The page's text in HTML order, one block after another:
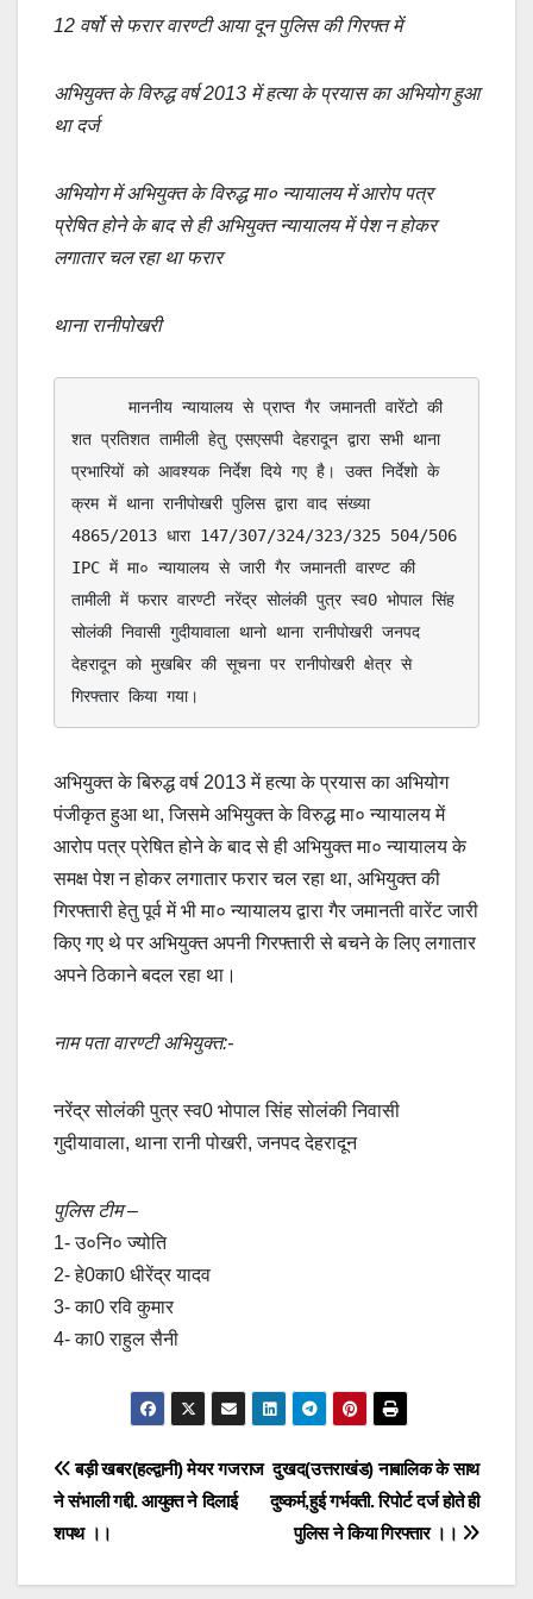
c
b
o
o
k
ail at
A
p
p
Li
k
ar
12 वर्षो से फरार वारण्टी आया दून पुलिस की गिरफ्त में
अभियुक्त के विरुद्ध वर्ष 2013 में हत्या के प्रयास का अभियोग हुआ
था दर्ज
अभियोग में अभियुक्त के विरुद्ध मा० न्यायालय में आरोप पत्र
प्रेषित होने के बाद से ही अभियुक्त न्यायालय में पेश न होकर
लगातार चल रहा था फरार
थाना रानीपोखरी
शत प्रतिशत तामीली हेतु एसएसपी देहरादून द्वारा सभी थाना
प्रभारियों को आवश्यक निर्देश दिये गए है। उक्त निर्देशो के
क्रम में थाना रानीपोखरी पुलिस द्वारा वाद संख्या
4865/2013 धारा 147/307/324/323/325 504/506
IPC में मा० न्यायालय से जारी गैर जमानती वारण्ट की
तामीली में फरार वारण्टी नरेंद्र सोलंकी पुत्र स्व0 भोपाल सिंह
सोलंकी निवासी गुदीयावाला थानो थाना रानीपोखरी जनपद
देहरादून को मुखबिर की सूचना पर रानीपोखरी क्षेत्र से
गिरफ्तार किया गया।
अभियुक्त के बिरुद्ध वर्ष 2013 में हत्या के प्रयास का अभियोग
पंजीकृत हुआ था, जिसमे अभियुक्त के विरुद्ध मा० न्यायालय में
आरोप पत्र प्रेषित होने के बाद से ही अभियुक्त मा० न्यायालय के
समक्ष पेश न होकर लगातार फरार चल रहा था, अभियुक्त की
गिरफ्तारी हेतु पूर्व में भी मा० न्यायालय द्वारा गैर जमानती वारेंट जारी
किए गए थे पर अभियुक्त अपनी गिरफ्तारी से बचने के लिए लगातार
अपने ठिकाने बदल रहा था।
नाम पता वारण्टी अभियुक्त:-
नरेंद्र सोलंकी पुत्र स्व0 भोपाल सिंह सोलंकी निवासी
गुदीयावाला, थाना रानी पोखरी, जनपद देहरादून
पुलिस टीम –
1- उ०नि० ज्योति
2- हे0का0 धीरेंद्र यादव
3- का0 रवि कुमार
4- का0 राहुल सैनी
Post
navigation
दुखद(उत्तराखंड) नाबालिक के साथ
दुष्कर्म,हुई गर्भवती. रिपोर्ट दर्ज होते ही
पुलिस ने किया गिरफ्तार ।।
बड़ी खबर(हल्द्वानी) मेयर गजराज
ने संभाली गद्दी. आयुक्त ने दिलाई
शपथ ।।